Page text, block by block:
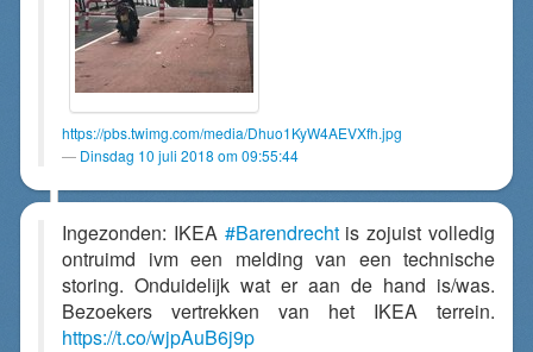
https://pbs.twimg.com/media/Dhuo1KyW4AEVXfh.jpg
Dinsdag 10 juli 2018 om 09:55:44
Ingezonden: IKEA #Barendrechtis zojuist volledig
ontruimd ivm een melding van een technische
storing. Onduidelijk wat er aan de hand is/was.
Bezoekers vertrekken van het IKEA terrein.
https://t.co/wjpAuB6j9p